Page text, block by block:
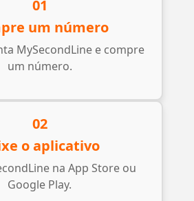
01
um número
MySecondLine e compre
um número.
02
o aplicativo
na App Store ou
Google Play.